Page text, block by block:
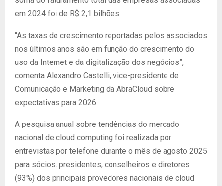
em 2024 foi de R$ 2,1 bilhões.
“As taxas de crescimento reportadas pelos associados
nos últimos anos são em função do crescimento do
uso da Internet e da digitalização dos negócios”,
comenta Alexandro Castelli, vice-presidente de
Comunicação e Marketing da AbraCloud sobre
expectativas para 2026.
A pesquisa anual sobre tendências do mercado
nacional de cloud computing foi realizada por
entrevistas por telefone durante o mês de agosto 2025
para sócios, presidentes, conselheiros e diretores
(93%) dos principais provedores nacionais de cloud